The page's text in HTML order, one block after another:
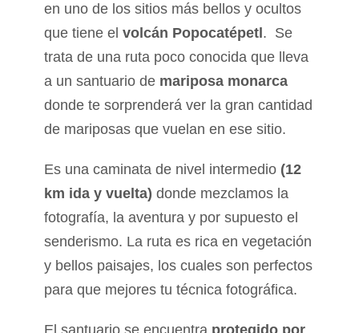
en uno de los sitios más bellos y ocultos
que tiene el volcán Popocatépetl . Se
trata de una ruta poco conocida que lleva
a un santuario de mariposa monarca
donde te sorprenderá ver la gran cantidad
de mariposas que vuelan en ese sitio.
Es una caminata de nivel intermedio (12
km ida y vuelta) donde mezclamos la
fotografía, la aventura y por supuesto el
senderismo. La ruta es rica en vegetación
y bellos paisajes, los cuales son perfectos
para que mejores tu técnica fotográfica.
El santuario se encuentra protegido por